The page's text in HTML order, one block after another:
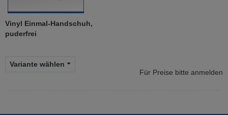
Vinyl Einmal-Handschuh,
puderfrei
Variante wählen
Für Preise bitte anmelden